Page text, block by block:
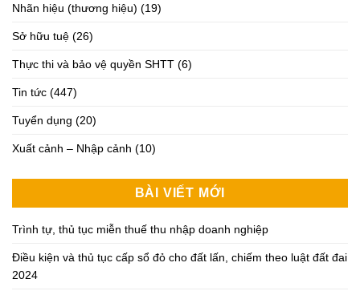
Nhãn hiệu (thương hiệu) (19)
Sở hữu tuệ (26)
Thực thi và bảo vệ quyền SHTT (6)
Tin tức (447)
Tuyển dụng (20)
Xuất cảnh – Nhập cảnh (10)
BÀI VIẾT MỚI
Trình tự, thủ tục miễn thuế thu nhập doanh nghiệp
Điều kiện và thủ tục cấp sổ đỏ cho đất lấn, chiếm theo luật đất đai
2024